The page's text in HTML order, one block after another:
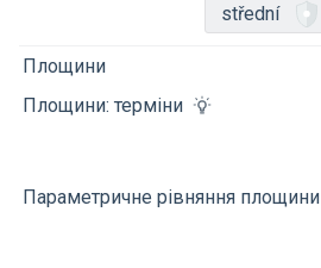
střední
Площини
Площини: терміни
Параметричне рівняння площини